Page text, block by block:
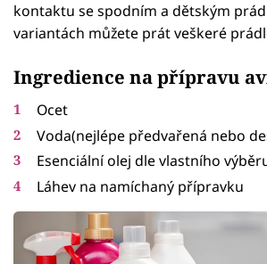
kontaktu se spodním a dětským
variantách můžete prát veškeré
Ingredience na přípravu
Ocet
Voda(nejlépe předvařená nebo
Esenciální olej dle vlastního
Láhev na namíchaný přípravku